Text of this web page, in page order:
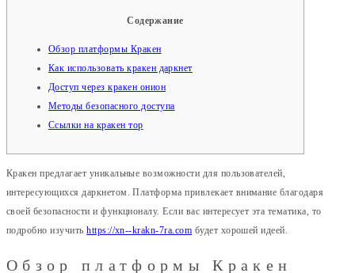
Содержание
Обзор платформы Кракен
Как использовать кракен даркнет
Доступ через кракен онион
Методы безопасного доступа
Ссылки на кракен тор
Кракен предлагает уникальные возможности для пользователей,
интересующихся даркнетом. Платформа привлекает внимание благодаря
своей безопасности и функционалу. Если вас интересует эта тематика, то
подробно изучитьhttps://xn--krakn-7ra.com будет хорошей идеей.
Обзор платформы Кракен